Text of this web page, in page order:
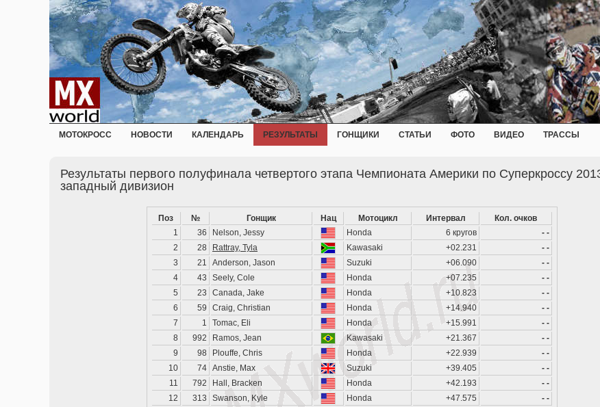
МОТОКРОСС НОВОСТИ КАЛЕНДАРЬ РЕЗУЛЬТАТЫ ГОНЩИКИ СТАТЬИ ФОТО ВИДЕО ТРАССЫ
Результаты первого полуфинала четвертого этапа Чемпионата Америки по Суперкроссу
западный дивизион
Поз № Гонщик Нац Мотоцикл Интервал
Кол. очков
1
36 Nelson, Jessy Honda 6 кругов
- -
2
28 Rattray, Tyla Kawasaki +02.231
- -
3
21 Anderson, Jason Suzuki +06.090
- -
4
43 Seely, Cole Honda +07.235
- -
5
23 Canada, Jake Honda +10.823
- -
6
59 Craig, Christian Honda +14.940
- -
7
1 Tomac, Eli Honda +15.991
- -
8
992 Ramos, Jean Kawasaki +21.367
- -
9
98 Plouffe, Chris Honda +22.939
- -
10
74 Anstie, Max Suzuki +39.405
- -
11
792 Hall, Bracken Honda +42.193
- -
12
313 Swanson, Kyle Honda +47.575
- -